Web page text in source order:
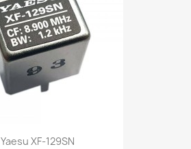
Yaesu XF-129SN